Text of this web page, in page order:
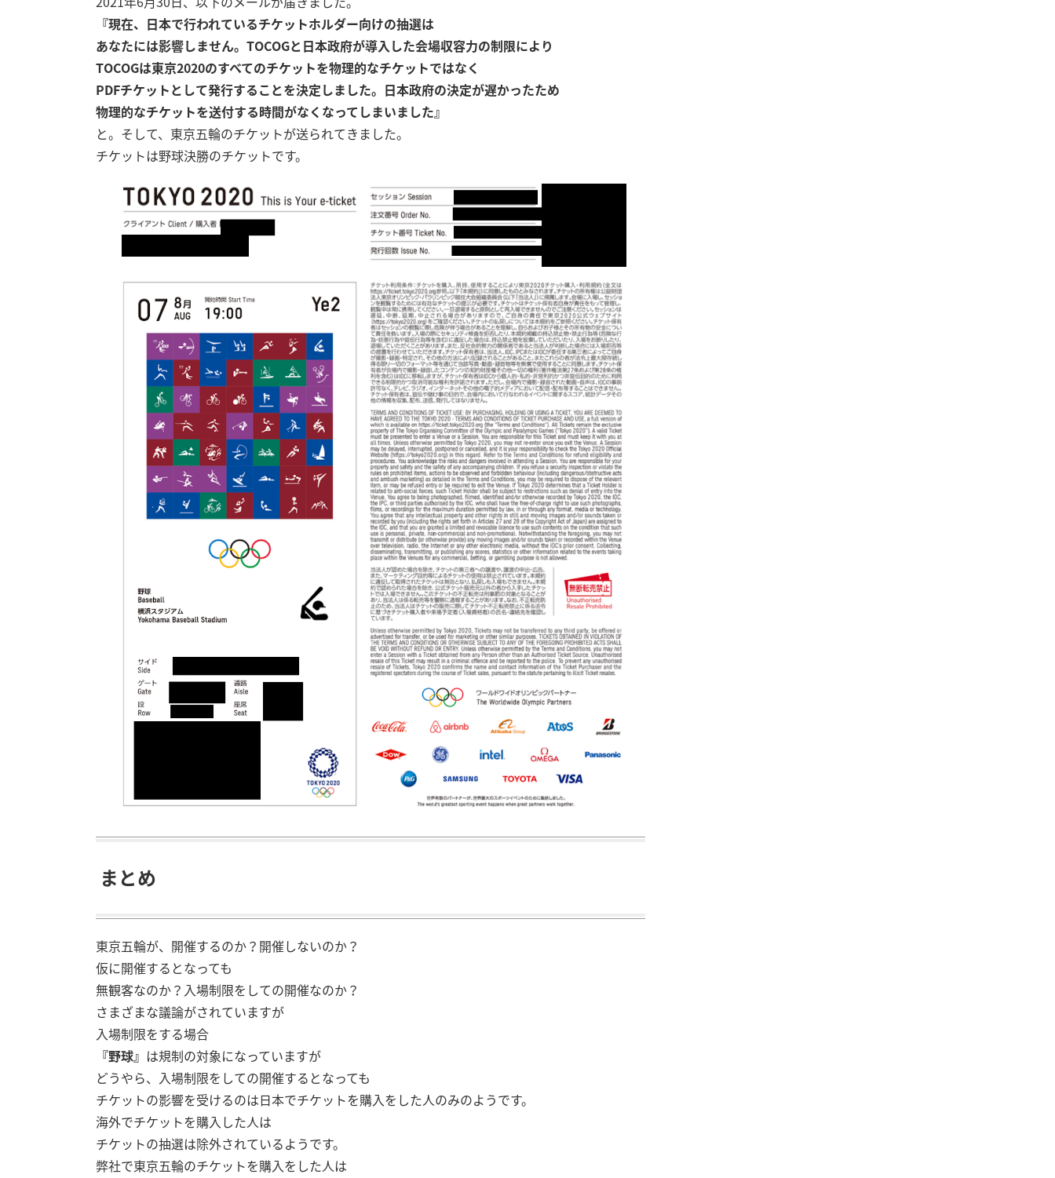
『現在、日本で行われているチケットホルダー向けの抽選は
あなたには影響しません。TOCOGと日本政府が導入した会場収容力の制限により
TOCOGは東京2020のすべてのチケットを物理的なチケットではなく
PDFチケットとして発行することを決定しました。日本政府の決定が遅かったため
物理的なチケットを送付する時間がなくなってしまいました』
と。そして、東京五輪のチケットが送られてきました。
チケットは野球決勝のチケットです。
まとめ
東京五輪が、開催するのか？開催しないのか？
仮に開催するとなっても
無観客なのか？入場制限をしての開催なのか？
さまざまな議論がされていますが
入場制限をする場合
『野球』 は規制の対象になっていますが
どうやら、入場制限をしての開催するとなっても
チケットの影響を受けるのは日本でチケットを購入をした人のみのようです。
海外でチケットを購入した人は
チケットの抽選は除外されているようです。
弊社で東京五輪のチケットを購入をした人は